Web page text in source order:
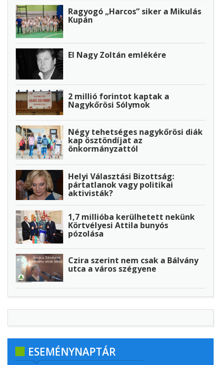
Ragyogó „Harcos” siker a Mikulás
Kupán
El Nagy Zoltán emlékére
2 millió forintot kaptak a
Nagykőrösi Sólymok
Négy tehetséges nagykőrösi diák
kap ösztöndíjat az
önkormányzattól
Helyi Választási Bizottság:
pártatlanok vagy politikai
aktivisták?
1,7 millióba kerülhetett nekünk
Körtvélyesi Attila bunyós
pózolása
Czira szerint nem csak a Bálvány
utca a város szégyene
ESEMÉNYNAPTÁR